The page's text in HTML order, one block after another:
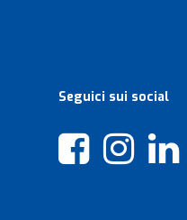
Seguici sui social